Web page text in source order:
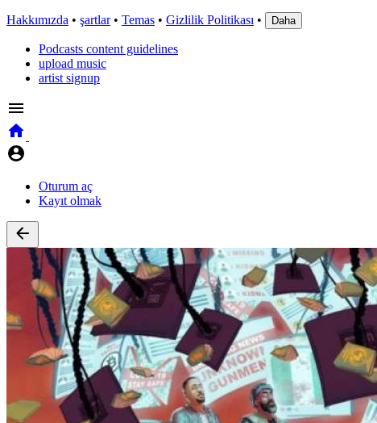
Hakkımızda • şartlar• Temas • Gizlilik Politikası • Daha
Podcasts content guidelines
upload music
artist signup
Oturum aç
Kayıt olmak